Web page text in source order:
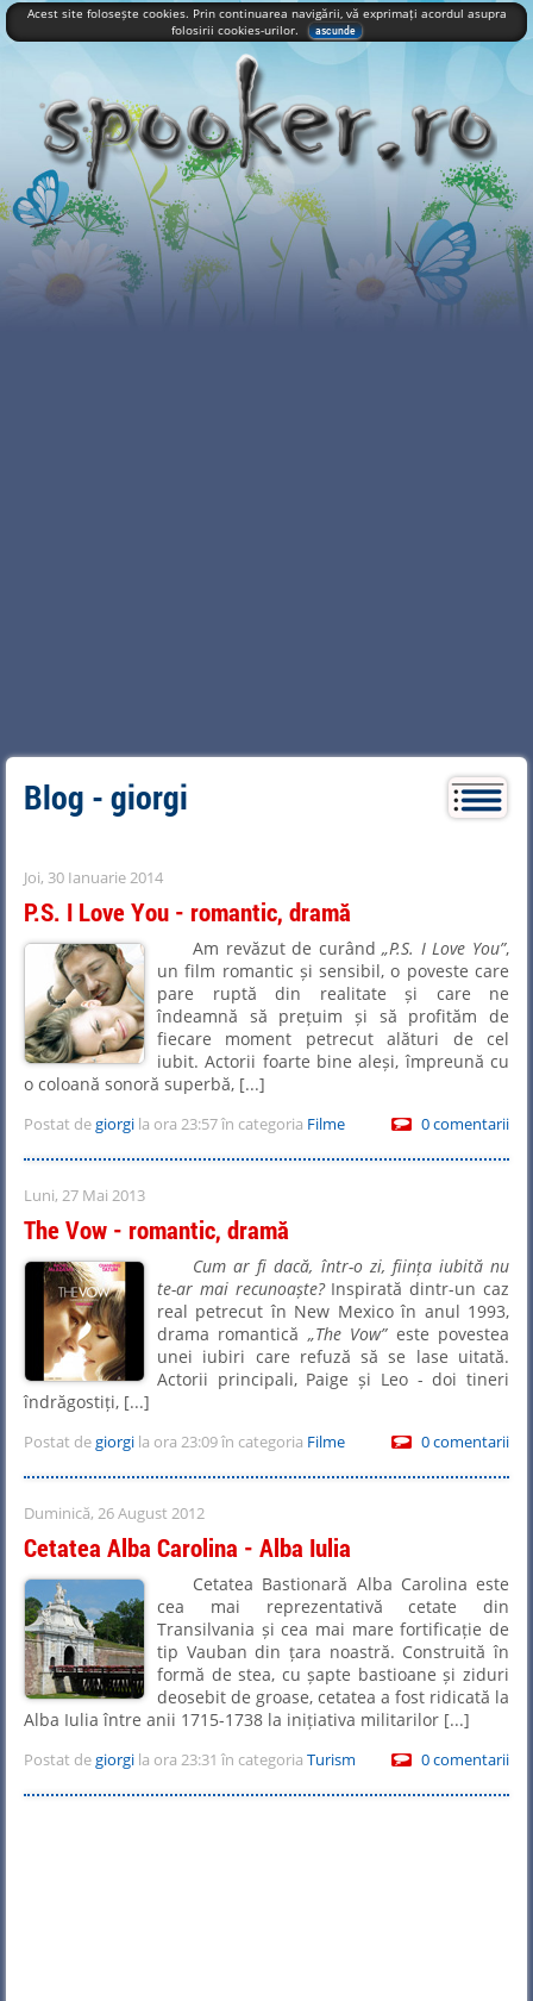
Acest site folosește cookies. Prin continuarea navigării, vă exprimați acordul asupra
folosirii cookies-urilor. ascunde
Blog - giorgi
Joi, 30 Ianuarie 2014
P.S. I Love You - romantic, dramă
Am revăzut de curând P.S. I Love You ,
un film romantic și sensibil, o poveste care
pare ruptă din realitate și care ne
îndeamnă să prețuim și să profităm de
fiecare moment petrecut alături de cel
iubit. Actorii foarte bine aleși, împreună cu
o coloană sonoră superbă, [...]
Postat degiorgi la ora 23:57 în categoria Filme 0 comentarii
Luni, 27 Mai 2013
The Vow - romantic, dramă
Cum ar fi dacă, într-o zi, ființa iubită nu
te-ar mai recunoaște?Inspirată dintr-un caz
real petrecut în New Mexico în anul 1993,
drama romantică
The Vow este povestea
unei iubiri care refuză să se lase uitată.
Actorii principali, Paige și Leo - doi tineri
îndrăgostiți, [...]
Postat degiorgi la ora 23:09 în categoria Filme 0 comentarii
Duminică, 26 August 2012
Cetatea Alba Carolina - Alba Iulia
Cetatea Bastionară Alba Carolina este
cea mai reprezentativă cetate din
Transilvania și cea mai mare fortificație de
tip Vauban din țara noastră. Construită în
formă de stea, cu șapte bastioane și ziduri
deosebit de groase, cetatea a fost ridicată la
Alba Iulia între anii 1715-1738 la inițiativa militarilor [...]
Postat degiorgi la ora 23:31 în categoria Turism 0 comentarii